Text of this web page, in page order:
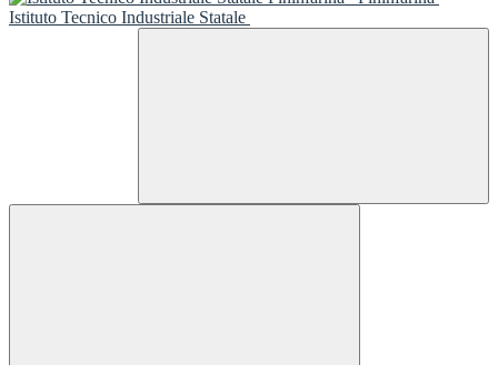
Istituto Tecnico Industriale Statale